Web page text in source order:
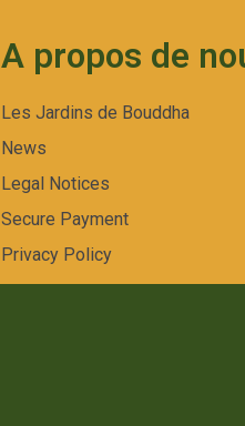
A propos de
Les Jardins de Bouddha
News
Legal Notices
Secure Payment
Privacy Policy